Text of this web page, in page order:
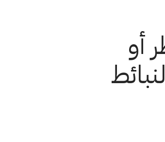
أو